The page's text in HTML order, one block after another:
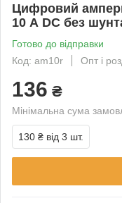
Цифровий
10 А DC без
Готово до відправки
Код: am10r
Опт і
136 ₴
Мінімальна сума
130 ₴ від 3 шт.